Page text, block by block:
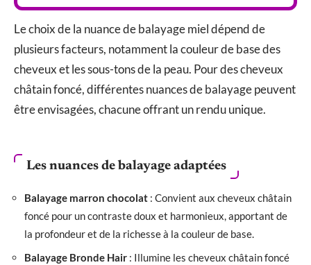
Le choix de la nuance de balayage miel dépend de
plusieurs facteurs, notamment la couleur de base des
cheveux et les sous-tons de la peau. Pour des cheveux
châtain foncé, différentes nuances de balayage peuvent
être envisagées, chacune offrant un rendu unique.
Les nuances de balayage adaptées
Balayage marron chocolat : Convient aux cheveux châtain
foncé pour un contraste doux et harmonieux, apportant de
la profondeur et de la richesse à la couleur de base.
Balayage Bronde Hair : Illumine les cheveux châtain foncé